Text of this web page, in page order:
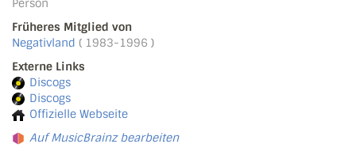
Person
Früheres Mitglied von
Negativland ( 1983-1996 )
Externe Links
Discogs
Discogs
Offizielle Webseite
Auf MusicBrainz bearbeiten